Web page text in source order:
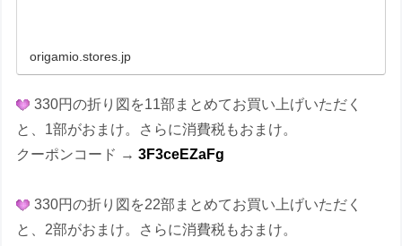
origamio.stores.jp
330円の折り図を11部まとめてお買い上げいただく
と、1部がおまけ。さらに消費税もおまけ。
クーポンコード →3F3ceEZaFg
330円の折り図を22部まとめてお買い上げいただく
と、2部がおまけ。さらに消費税もおまけ。